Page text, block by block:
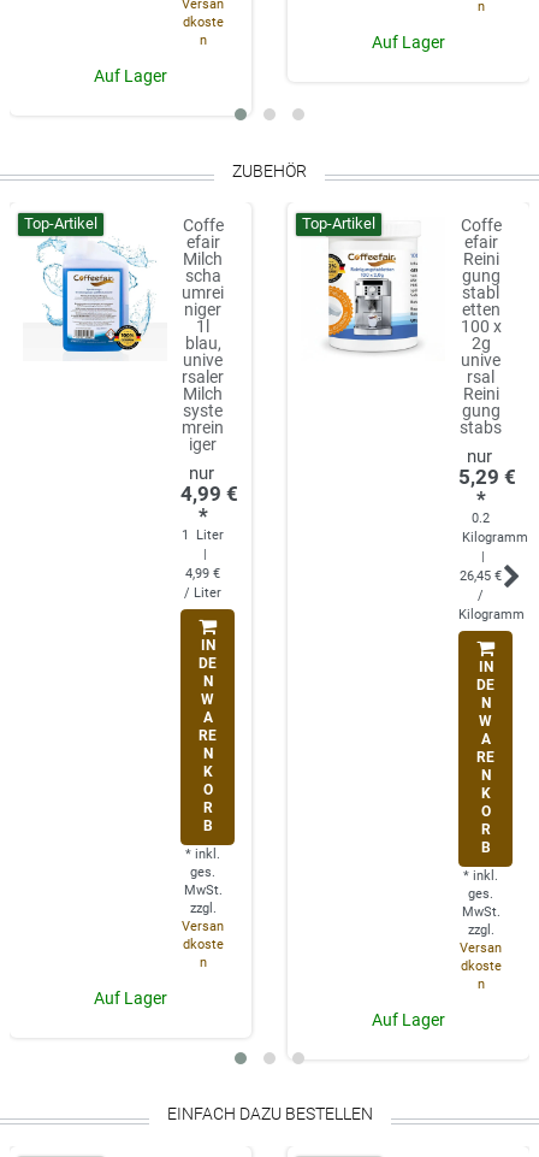
Versan
dkoste
n
Auf Lager
n
Auf Lager
ZUBEHÖR
Top-Artikel
Coffe
efair
Milch
scha
umrei
niger
1l
blau,
unive
rsaler
Milch
syste
mrein
iger
4,99 €
*
1
Liter
|
4,99 €
/ Liter
IN
DE
N
W
A
RE
N
K
O
R
B
* inkl.
ges.
MwSt.
zzgl.
Versan
dkoste
n
Auf Lager
Top-Artikel
Coffe
efair
Reini
gung
stabl
etten
100 x
2g
unive
rsal
Reini
gung
stabs
5,29 €
*
0.2
Kilogramm
|
26,45 €
/
Kilogramm
IN
DE
N
W
A
RE
N
K
O
R
B
* inkl.
ges.
MwSt.
zzgl.
Versan
dkoste
n
Auf Lager
EINFACH DAZU BESTELLEN